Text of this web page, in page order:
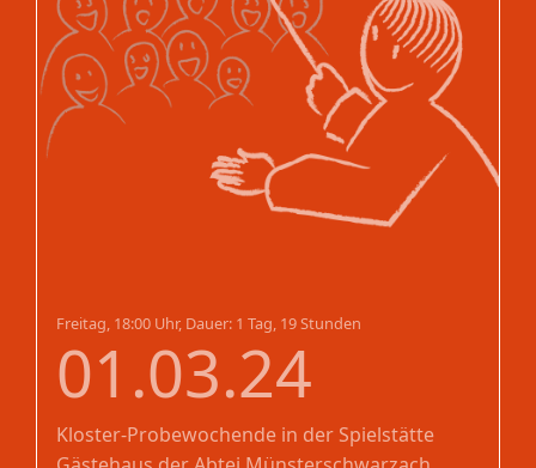
Freitag, 18:00 Uhr, Dauer: 1 Tag, 19 Stunden
01.03.24
Kloster-Probewochende in der Spielstätte